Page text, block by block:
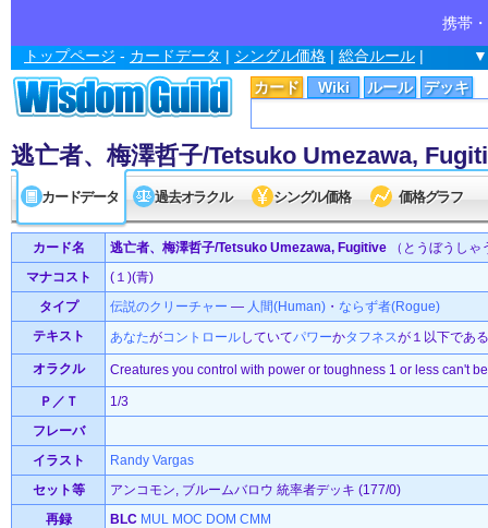
携帯
カード Wiki ルール デッキ
トップページ - カードデータ | シングル価格 | 総合ルール |
逃亡者、梅澤哲子/Tetsuko Umezawa,
カードデータ 過去オラクル シングル価格 価格グラフ
カード名 逃亡者、梅澤哲子/Tetsuko Umezawa, Fugitive （とうぼうしゃ
マナコスト
(１)(青)
タイプ
伝説のクリーチャー — 人間(Human) ・ ならず者(Rogue)
テキスト
あなたがコントロールしていてパワーかタフネスが１以下である
オラクル Creatures you control with power or toughness 1 or less can't
Ｐ／Ｔ
1/3
フレーバ
イラスト
Randy Vargas
セット等
アンコモン, ブルームバロウ 統率者デッキ (177/0)
再録
BLC MUL MOC DOM CMM